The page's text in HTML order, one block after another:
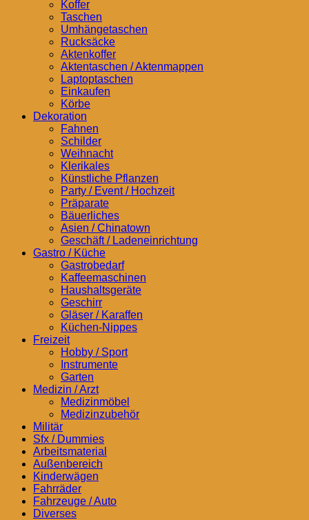
Koffer
Taschen
Umhängetaschen
Rucksäcke
Aktenkoffer
Aktentaschen / Aktenmappen
Laptoptaschen
Einkaufen
Körbe
Dekoration
Fahnen
Schilder
Weihnacht
Klerikales
Künstliche Pflanzen
Party / Event / Hochzeit
Präparate
Bäuerliches
Asien / Chinatown
Geschäft / Ladeneinrichtung
Gastro / Küche
Gastrobedarf
Kaffeemaschinen
Haushaltsgeräte
Geschirr
Gläser / Karaffen
Küchen-Nippes
Freizeit
Hobby / Sport
Instrumente
Garten
Medizin / Arzt
Medizinmöbel
Medizinzubehör
Militär
Sfx / Dummies
Arbeitsmaterial
Außenbereich
Kinderwägen
Fahrräder
Fahrzeuge / Auto
Diverses